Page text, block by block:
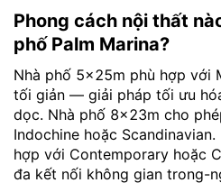
Phong cách nội thất
phố Palm Marina?
Nhà phố 5×25m phù hợp với
tối giản — giải pháp tối ưu
dọc. Nhà phố 8×23m cho
Indochine hoặc
hợp với Contemporary hoặc
đa kết nối không gian trong-